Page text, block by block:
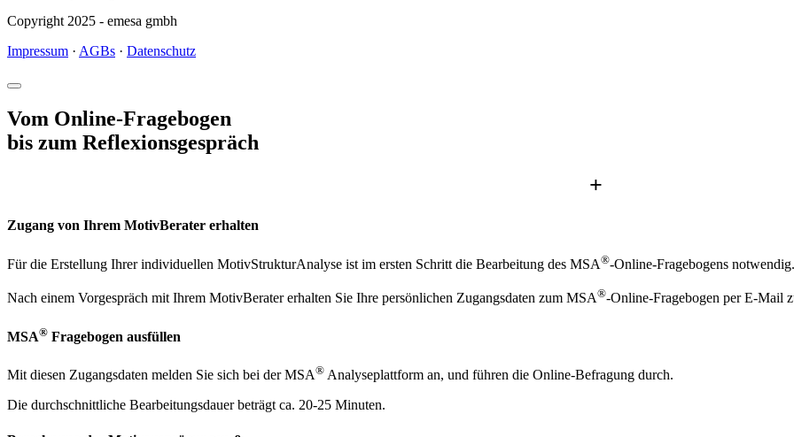
Copyright 2025 - emesa gmbh
Impressum · AGBs · Datenschutz
Vom Online-Fragebogen
bis zum Reflexions­gespräch
+
Zugang von Ihrem MotivBerater erhalten
Für die Erstellung Ihrer individuellen MotivStrukturAnalyse ist im ersten Schritt die Bearbeitung des MSA®-Online-Fragebogens notwendig.
Nach einem Vorgespräch mit Ihrem MotivBerater erhalten Sie Ihre persönlichen Zugangsdaten zum MSA®-Online-Fragebogen per E-Mail
MSA® Fragebogen ausfüllen
Mit diesen Zugangsdaten melden Sie sich bei der MSA® Analyseplattform an, und führen die Online-Befragung durch.
Die durchschnittliche Bearbeitungsdauer beträgt ca. 20-25 Minuten.